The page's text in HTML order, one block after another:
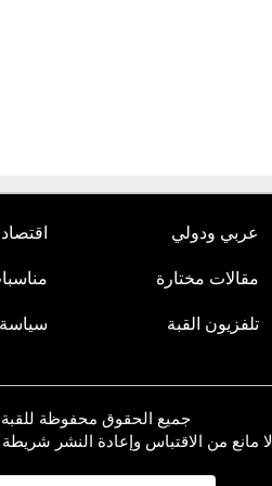
عربي ودولي اقتصاد
مقالات مختارة
تلفزيون القبة
جميع الحقوق محفوظة للقبة
لا مانع من الاقتباس وإعادة النشر